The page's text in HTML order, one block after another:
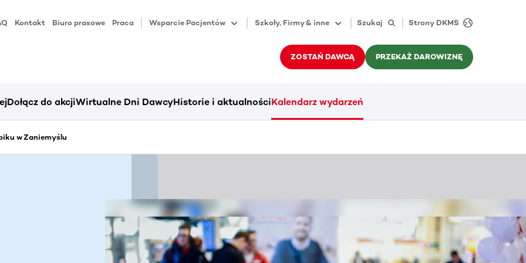
Kontakt Biuro prasowe Praca Wsparcie Pacjentów Szkoły, Firmy & inne Szukaj Strony DKMS
ZOSTAŃ DAWCĄ PRZEKAŻ DAROWIZNĘ
Dołącz do akcjiWirtualne Dni DawcyHistorie i aktualnościKalendarz wydarzeń
w Zaniemyślu